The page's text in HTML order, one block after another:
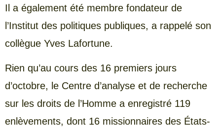
Il a également été membre fondateur de
l’Institut des politiques publiques, a rappelé son
collègue Yves Lafortune.
Rien qu’au cours des 16 premiers jours
d’octobre, le Centre d’analyse et de recherche
sur les droits de l’Homme a enregistré 119
enlèvements, dont 16 missionnaires des États-